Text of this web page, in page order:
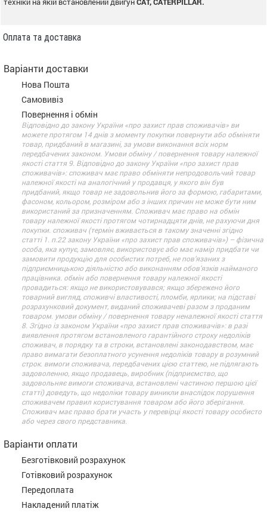
Оплата та доставка
Варіанти доставки
Нова Пошта
Самовивіз
Повернення і обмін
Відповідно до закону України «про захист прав споживачів» ви
можете протягом 14 днів з моменту покупки повернути або обміняти
товар, придбаний в магазині, за умови виконання всіх норм
передбачених законом. Умови обміну / повернення товару належної
якості стаття 9. Відповідно до закону України «про захист прав
споживачів»: споживач має право обміняти непродовольчий товар
належної якості на аналогічний у продавця, у якого він був
придбаний, якщо товар не задовольнив його за формою, габаритами,
фасоном, кольором, розміром або з інших причин не може бути ним
використаний за призначенням. Споживач має право на обмін
товару належної якості протягом чотирнадцяти днів, не рахуючи дня
покупки. споживач (термін вживається в такому значенні згідно
статті 1. п.22 закону України «про захист прав споживачів») – фізична
особа, яка купує, замовляє, використовує або має намір придбати чи
замовити продукцію для особистих потреб, не пов’язаних з
підприємницькою діяльністю або виконанням обов’язків найманого
працівника. обмін або повернення товару належної якості
провадиться: якщо не використовувався; якщо збережено його
товарний вигляд, споживчі властивості, пломби, ярлики; на підставі
розрахунковий документ, виданий споживачеві разом з проданим
товаром. умови обміну / повернення товару неналежної якості стаття
8. Згідно із законом України «про захист прав споживачів»: в разі
виявлення протягом встановленого гарантійного строку недоліків
споживач, в порядку та в строки, встановлені законодавством, має
право вимагати безоплатного усунення недоліків товару в розумний
строк. вимоги споживача, передбачених цією статтею, не підлягають
задоволенню, якщо продавець, виробник (підприємство, що
задовольняє вимоги споживача, встановлені частиною першою цієї
статті) доведуть, що недоліки товару виникли внаслідок порушення
споживачем правил користування товаром або його зберігання.
Споживач має право брати участь у перевірці якості товару особисто
або через свого представника.
Варіанти оплати
Безготівковий розрахунок
Готівковий розрахунок
Передоплата
Накладений платіж